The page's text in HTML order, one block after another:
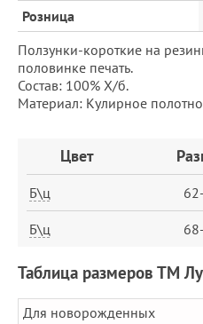
Розница
Ползунки-короткие на
половинке печать.
Состав: 100% Х/б.
Материал: Кулирное
ЗаказЦвет
Б\ц
Б\ц
Таблица размеров ТМ
Для новорожденных